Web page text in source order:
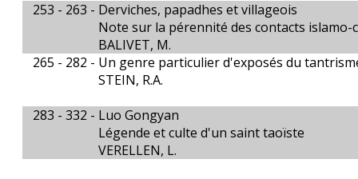
253 - 263 - Derviches, papadhes et villageois
Note sur la pérennité des contacts
BALIVET, M.
265 - 282 - Un genre particulier d'exposés du
STEIN, R.A.
283 - 332 - Luo Gongyan
Légende et culte d'un saint taoïste
VERELLEN, L.